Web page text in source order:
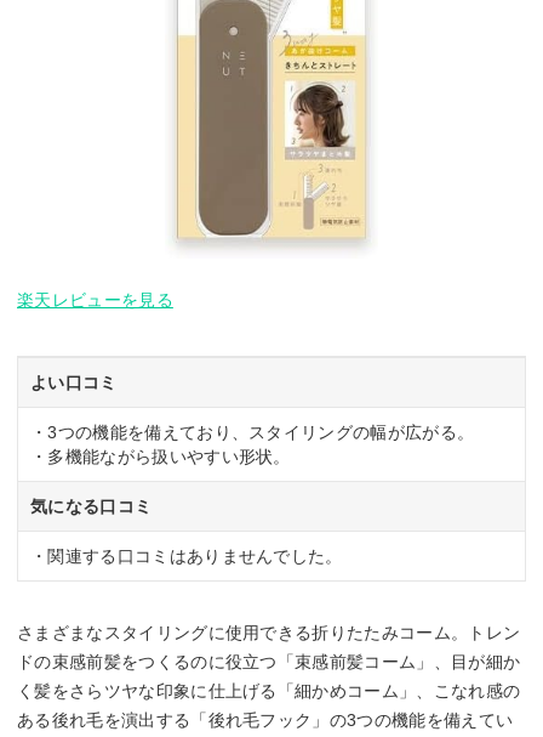
楽天レビューを見る
よい口コミ
・3つの機能を備えており、スタイリングの幅が広がる。
・多機能ながら扱いやすい形状。
気になる口コミ
・関連する口コミはありませんでした。
さまざまなスタイリングに使用できる折りたたみコーム。トレン
ドの束感前髪をつくるのに役立つ「束感前髪コーム」、目が細か
く髪をさらツヤな印象に仕上げる「細かめコーム」、こなれ感の
ある後れ毛を演出する「後れ毛フック」の3つの機能を備えてい